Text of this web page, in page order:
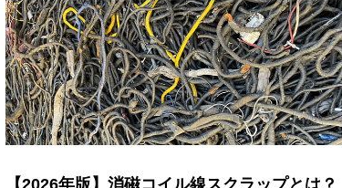
【2026年版】消磁コイル線スクラップとは？